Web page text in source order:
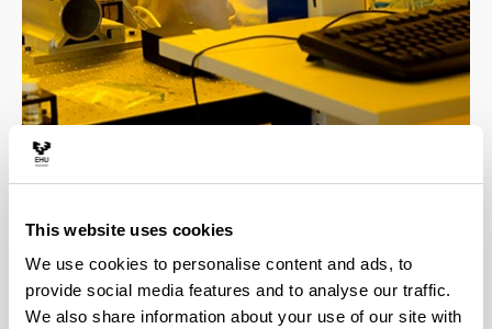
This website uses cookies
We use cookies to personalise content and ads, to
provide social media features and to analyse our traffic.
We also share information about your use of our site with
Profesorado altamente cualificado, todos los
docentes cuentan con el título de doctor.